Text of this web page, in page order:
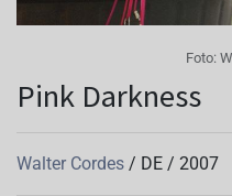
Foto:
Pink Darkness
Walter Cordes / DE / 2007